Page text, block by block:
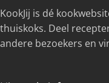
KookJij is dé
thuiskoks. Deel
andere bezoekers en